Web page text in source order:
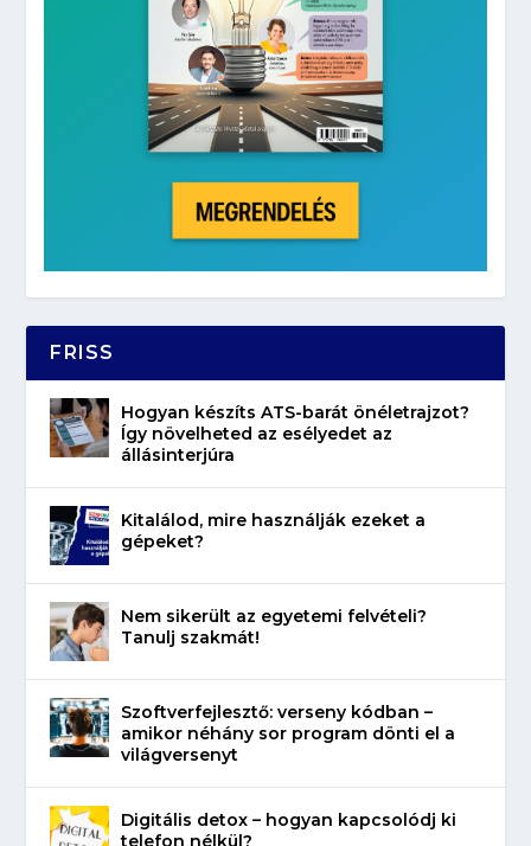
FRISS
Hogyan készíts ATS-barát önéletrajzot?
Így növelheted az esélyedet az
állásinterjúra
Kitalálod, mire használják ezeket a
gépeket?
Nem sikerült az egyetemi felvételi?
Tanulj szakmát!
Szoftverfejlesztő: verseny kódban –
amikor néhány sor program dönti el a
világversenyt
Digitális detox – hogyan kapcsolódj ki
telefon nélkül?